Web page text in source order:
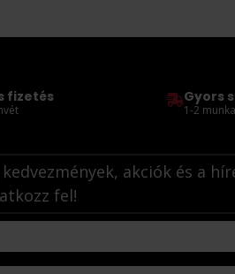
fizetés Gyors
1-2
akciók és a
fel!